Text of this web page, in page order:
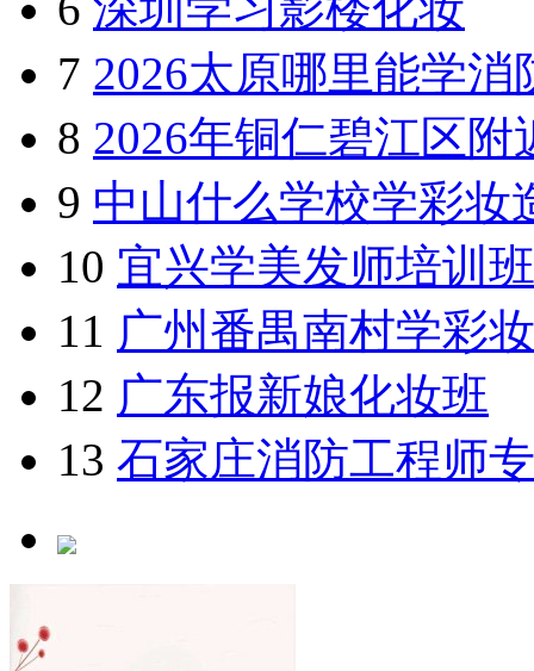
4F 职业技能网校
1 2026年3月滨州学机
2 2018年美容师培训深
3 2026年无锡轩美尼
4